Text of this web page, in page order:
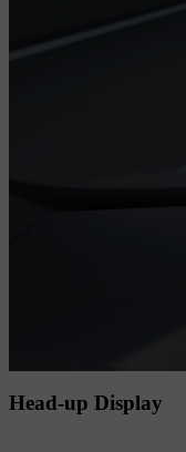
Head-up Display